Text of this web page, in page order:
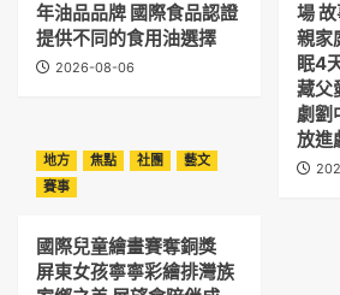
年油品品牌 國際食品認證
提供不同的食用油選擇
2026-08-06
場
親家
眠4
藏父
劇劉
放進
地方 焦點 社團
藝文
賽事
國際兒童繪畫賽奪銅獎
屏東女孩寧寧彩繪排灣族